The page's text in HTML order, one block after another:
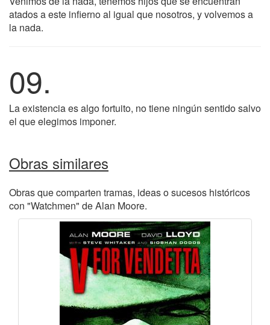
atados a este infierno al igual que nosotros, y volvemos a
la nada.
09.
La existencia es algo fortuito, no tiene ningún sentido salvo
el que elegimos imponer.
Obras similares
Obras que comparten tramas, ideas o sucesos históricos
con "Watchmen" de Alan Moore.